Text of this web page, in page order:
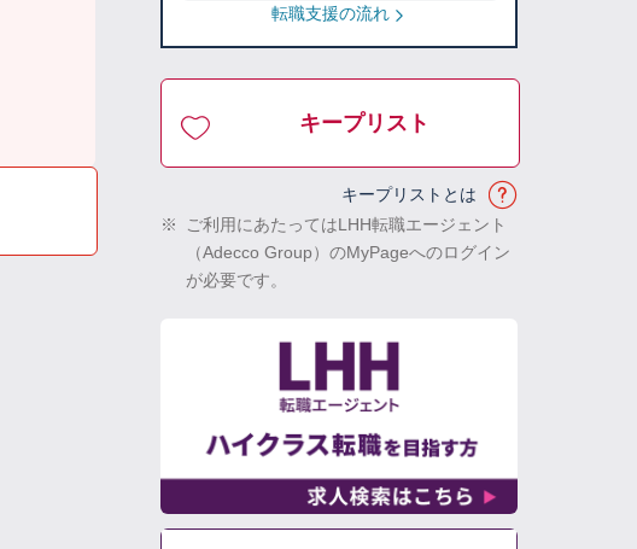
転職支援の流れ
キープリスト
キープリストとは
※
ご利用にあたってはLHH転職エージェント
（Adecco Group）のMyPageへのログイン
が必要です。